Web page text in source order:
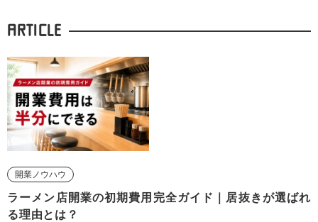
ARTICLE
開業ノウハウ
ラーメン店開業の初期費用完全ガイド｜居抜きが選ばれ
る理由とは？